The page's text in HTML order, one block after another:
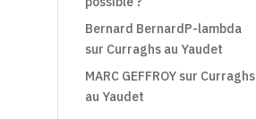
Bernard BernardP-lambda
sur Curraghs au Yaudet
MARC GEFFROY sur Curraghs
au Yaudet